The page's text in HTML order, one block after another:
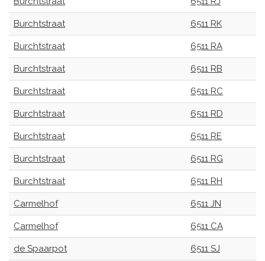
Burchtstraat 6511 RK
Burchtstraat 6511 RA
Burchtstraat 6511 RB
Burchtstraat 6511 RC
Burchtstraat 6511 RD
Burchtstraat 6511 RE
Burchtstraat 6511 RG
Burchtstraat 6511 RH
Carmelhof 6511 JN
Carmelhof 6511 CA
de Spaarpot 6511 SJ